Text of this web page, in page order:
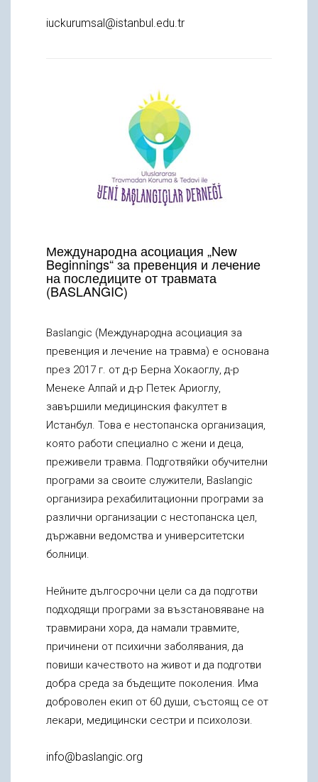
iuckurumsal@istanbul.edu.tr
Международна асоциация „New
Beginnings“ за превенция и лечение
на последиците от травмата
(BASLANGIC)
Baslangic (Международна асоциация за
превенция и лечение на травма) е основана
през 2017 г. от д-р Берна Хокаоглу, д-р
Менеке Алпай и д-р Петек Ариоглу,
завършили медицинския факултет в
Истанбул. Това е нестопанска организация,
която работи специално с жени и деца,
преживели травма. Подготвяйки обучителни
програми за своите служители, Baslangic
организира рехабилитационни програми за
различни организации с нестопанска цел,
държавни ведомства и университетски
болници.
Нейните дългосрочни цели са да подготви
подходящи програми за възстановяване на
травмирани хора, да намали травмите,
причинени от психични заболявания, да
повиши качеството на живот и да подготви
добра среда за бъдещите поколения. Има
доброволен екип от 60 души, състоящ се от
лекари, медицински сестри и психолози.
info@baslangic.org